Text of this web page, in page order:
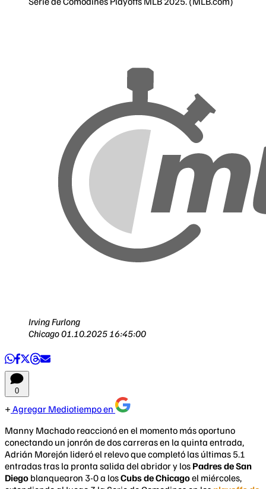
Irving Furlong
Chicago01.10.2025 16:45:00
0
Agregar Mediotiempo en
Manny Machado reaccionó en el momento más oportuno
conectando un jonrón de dos carreras en la quinta entrada,
Adrián Morejón lideró el relevo que completó las últimas 5.1
entradas tras la pronta salida del abridor y los Padres de San
Diego blanquearon 3-0 a losCubs de Chicagoel miércoles,